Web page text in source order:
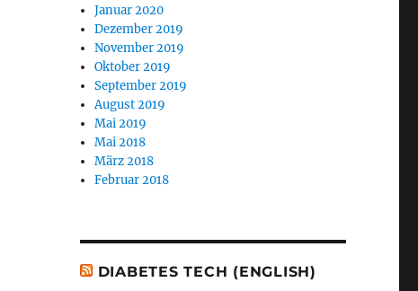
Januar 2020
Dezember 2019
November 2019
Oktober 2019
September 2019
August 2019
Mai 2019
Mai 2018
März 2018
Februar 2018
DIABETES TECH (ENGLISH)